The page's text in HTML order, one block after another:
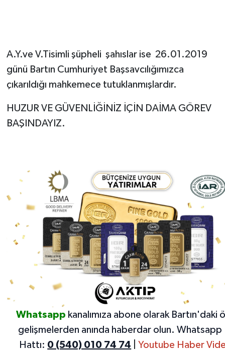
A.Y.ve V.Tisimli şüpheli şahıslar ise 26.01.2019
günü Bartın Cumhuriyet Başsavcılığımızca
çıkarıldığı mahkemece tutuklanmışlardır.
HUZUR VE GÜVENLİĞİNİZ İÇİN DAİMA GÖREV
BAŞINDAYIZ.
Whatsapp kanalımıza abone olarak Bartın'daki
gelişmelerden anında haberdar olun. Whatsapp
Hattı: 0 (540) 010 74 74 |Youtube Haber